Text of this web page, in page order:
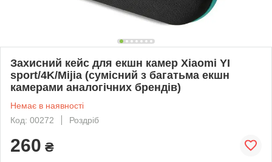
Захисний кейс для екшн камер Xiaomi YI
sport/4K/Mijia (сумісний з багатьма екшн
камерами аналогічних брендів)
Немає в наявності
Код: 00272
Роздріб
260 ₴